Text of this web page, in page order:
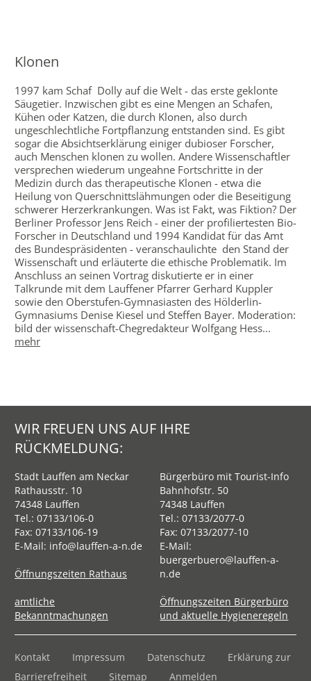
Klonen
1997 kam Schaf Dolly auf die Welt - das erste geklonte
Säugetier. Inzwischen gibt es eine Mengen an Schafen,
Kühen oder Katzen, die durch Klonen, also durch
ungeschlechtliche Fortpflanzung entstanden sind. Es gibt
sogar die Absichtserklärung einiger dubioser Forscher,
auch Menschen klonen zu wollen. Andere Wissenschaftler
versprechen wiederum ungeahne Fortschritte in der
Medizin durch das therapeutische Klonen - etwa die
Heilung von Querschnittslähmungen oder die Beseitigung
schwerer Herzerkrankungen. Was ist Fakt, was Fiktion? Der
Berliner Professor Jens Reich - einer der profiliertesten Bio-
Forscher in Deutschland und 1994 Kandidat für das Amt
des Bundespräsidenten - veranschaulichte den Stand der
Wissenschaft und erläuterte die ethische Problematik. Im
Anschluss an seinen Vortrag diskutierte er in einer
Talkrunde mit dem Lauffener Pfarrer Gerhard Kuppler
sowie den Oberstufen-Gymnasiasten des Hölderlin-
Gymnasiums Denise Kiesel und Steffen Bayer. Moderation:
bild der wissenschaft-Chegredakteur Wolfgang Hess...
mehr
WIR FREUEN UNS AUF IHRE
RÜCKMELDUNG:
Stadt Lauffen am Neckar
Rathausstr. 10
74348 Lauffen
Tel.: 07133/106-0
Fax: 07133/106-19
E-Mail: info@lauffen-a-n.de
Öffnungszeiten Rathaus
amtliche
Bekanntmachungen
Bürgerbüro mit Tourist-Info
Bahnhofstr. 50
74348 Lauffen
Tel.:07133/2077-0
Fax: 07133/2077-10
E-Mail:
buergerbuero@lauffen-a-
n.de
Öffnungszeiten Bürgerbüro
und aktuelle Hygieneregeln
Kontakt Impressum Datenschutz
Erklärung zur
Barrierefreiheit
Sitemap Anmelden